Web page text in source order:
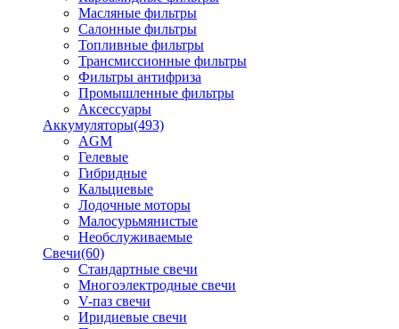
Масляные фильтры
Салонные фильтры
Топливные фильтры
Трансмиссионные фильтры
Фильтры антифриза
Промышленные фильтры
Аксессуары
Аккумуляторы(493)
AGM
Гелевые
Гибридные
Кальциевые
Лодочные моторы
Малосурьмянистые
Необслуживаемые
Свечи(60)
Стандартные свечи
Многоэлектродные свечи
V-паз свечи
Иридиевые свечи